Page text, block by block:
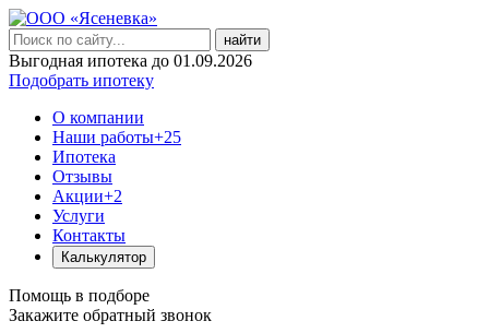
найти
Выгодная ипотека до 01.09.2026
Подобрать ипотеку
О компании
Наши работы+25
Ипотека
Отзывы
Акции+2
Услуги
Контакты
Калькулятор
Помощь в подборе
Закажите обратный звонок